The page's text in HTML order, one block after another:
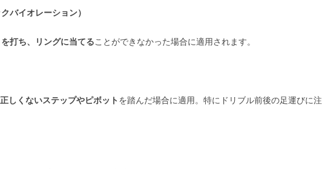
バイオレーション）
打ち、リングに当てることができなかった場合に適用されます。
正しくないステップやピボット を踏んだ場合に適用。特にドリブル前後の足運びに注